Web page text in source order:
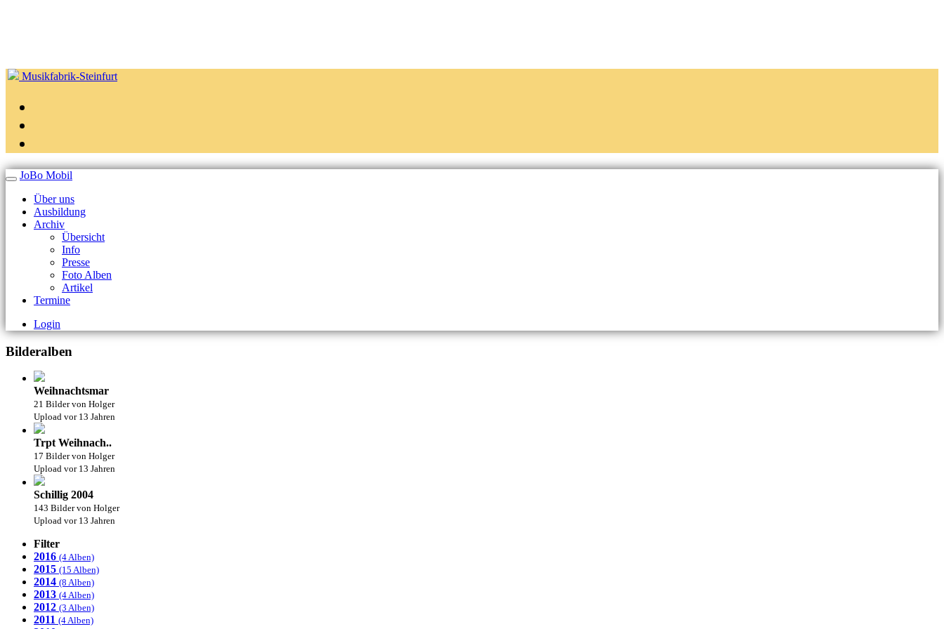
Musikfabrik-Steinfurt
JoBo Mobil
Über uns
Ausbildung
Archiv
Übersicht
Info
Presse
Foto Alben
Artikel
Termine
Login
Bilderalben
Weihnachtsmar
21 Bilder von Holger
Upload vor 13 Jahren
Trpt Weihnach..
17 Bilder von Holger
Upload vor 13 Jahren
Schillig 2004
143 Bilder von Holger
Upload vor 13 Jahren
Filter
2016 (4 Alben)
2015 (15 Alben)
2014 (8 Alben)
2013 (4 Alben)
2012 (3 Alben)
2011 (4 Alben)